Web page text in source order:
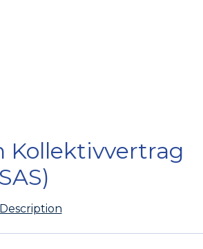
Kollektivvertrag
Description